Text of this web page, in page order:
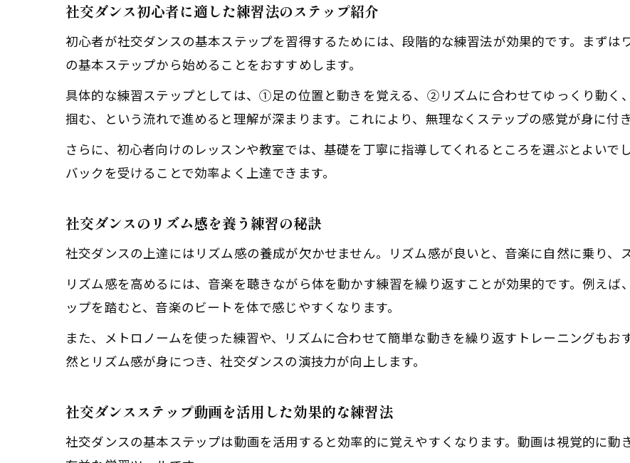
社交ダンス初心者に適した練習法のステップ紹介
初心者が社交ダンスの基本ステップを習得するためには、段階的な練習法が効果的です。まずは
の基本ステップから始めることをおすすめします。
具体的な練習ステップとしては、①足の位置と動きを覚える、②リズムに合わせてゆっくり動
掴む、という流れで進めると理解が深まります。これにより、無理なくステップの感覚が身に付き
さらに、初心者向けのレッスンや教室では、基礎を丁寧に指導してくれるところを選ぶとよいで
バックを受けることで効率よく上達できます。
社交ダンスのリズム感を養う練習の秘訣
社交ダンスの上達にはリズム感の養成が欠かせません。リズム感が良いと、音楽に自然に乗り、
リズム感を高めるには、音楽を聴きながら体を動かす練習を繰り返すことが効果的です。例え
ップを踏むと、音楽のビートを体で感じやすくなります。
また、メトロノームを使った練習や、リズムに合わせて簡単な動きを繰り返すトレーニングもお
然とリズム感が身につき、社交ダンスの演技力が向上します。
社交ダンスステップ動画を活用した効果的な練習法
社交ダンスの基本ステップは動画を活用すると効率的に覚えやすくなります。動画は視覚的に動